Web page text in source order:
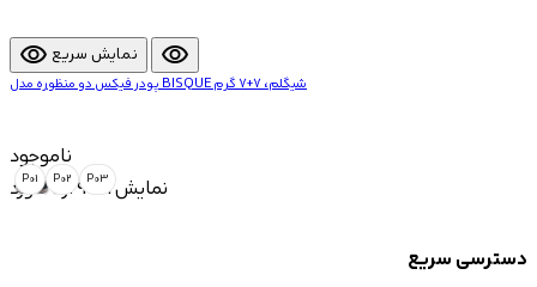
P01 P02 P03
visibility نمایش سریع visibility
پودر فیکس دو منظوره مدل BISQUE شیگلم، 7+7 گرم
ناموجود
نمایش 1 تا 9 از 9 مورد
دسترسی سریع